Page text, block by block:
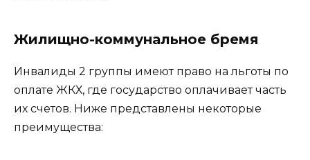
Жилищно-коммунальное бремя
Инвалиды 2 группы имеют право на льготы по
оплате ЖКХ, где государство оплачивает часть
их счетов. Ниже представлены некоторые
преимущества: